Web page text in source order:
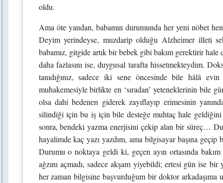
oldu.
Ama öte yandan, babamın durumunda her yeni nöbet
Deyim yerindeyse, muzdarip olduğu Alzheimer illeti
babamız, gitgide artık bir bebek gibi bakım gerektirir
daha fazlasını ise, duygusal tarafta hissetmekteydim.
tanıdığınız, sadece iki sene öncesinde bile hâlâ
muhakemesiyle birlikte en ‘sıradan’ yeteneklerinin bile
olsa dahi bedenen giderek zayıflayıp erimesinin
silindiği için bu iş için bile desteğe muhtaç hale
sonra, bendeki yazma enerjisini çekip alan bir süreç…
hayalimde kaç yazı yazdım, ama bilgisayar başına
Durumu o noktaya geldi ki, geçen ayın ortasında
ağzını açmadı, sadece akşam yiyebildi; ertesi gün ise
her zaman bilgisine başvurduğum bir doktor